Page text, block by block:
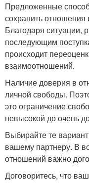
Предложенные
сохранить отношения
Благодаря ситуации,
последующим
происходит
взаимоотношений.
Наличие доверия в
личной свободы.
это ограничение
невысокой до очень
Выбирайте те
вашему партнеру. В
отношений важно
Договоритесь, что